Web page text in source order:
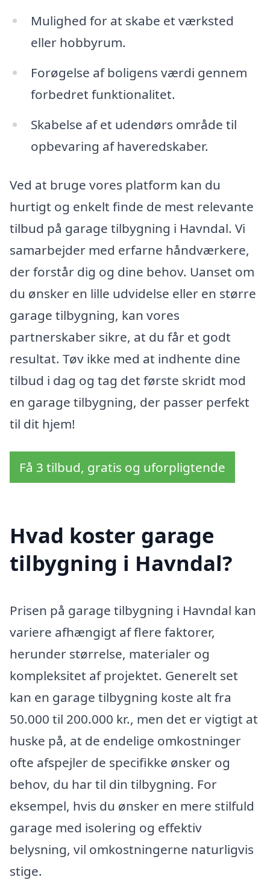
Mulighed for at skabe et værksted
eller hobbyrum.
Forøgelse af boligens værdi gennem
forbedret funktionalitet.
Skabelse af et udendørs område til
opbevaring af haveredskaber.
Ved at bruge vores platform kan du
hurtigt og enkelt finde de mest relevante
tilbud på garage tilbygning i Havndal. Vi
samarbejder med erfarne håndværkere,
der forstår dig og dine behov. Uanset om
du ønsker en lille udvidelse eller en større
garage tilbygning, kan vores
partnerskaber sikre, at du får et godt
resultat. Tøv ikke med at indhente dine
tilbud i dag og tag det første skridt mod
en garage tilbygning, der passer perfekt
til dit hjem!
Få 3 tilbud, gratis og uforpligtende
Hvad koster garage
tilbygning i Havndal?
Prisen på garage tilbygning i Havndal kan
variere afhængigt af flere faktorer,
herunder størrelse, materialer og
kompleksitet af projektet. Generelt set
kan en garage tilbygning koste alt fra
50.000 til 200.000 kr., men det er vigtigt at
huske på, at de endelige omkostninger
ofte afspejler de specifikke ønsker og
behov, du har til din tilbygning. For
eksempel, hvis du ønsker en mere stilfuld
garage med isolering og effektiv
belysning, vil omkostningerne naturligvis
stige.